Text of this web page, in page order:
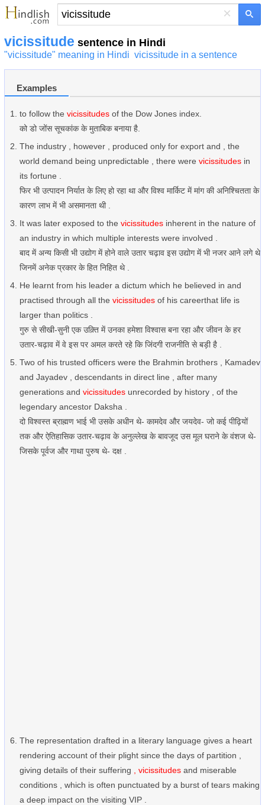
×
vicissitude sentence in Hindi
"vicissitude" meaning in Hindi vicissitude in a sentence
Examples
to follow the vicissitudes of the Dow Jones index.
को डो जोंस सूचकांक के मुताबिक बनाया है.
The industry , however , produced only for export and , the
world demand being unpredictable , there were vicissitudes in
its fortune .
फिर भी उत्पादन निर्यात के लिए हो रहा था और विश्व मार्किट में मांग की अनिश्चितता के
कारण लाभ में भी असमानता थी .
It was later exposed to the vicissitudes inherent in the nature of
an industry in which multiple interests were involved .
बाद में अन्य किसी भी उद्योग में होने वाले उतार चढ़ाव इस उद्योग में भी नजर आने लगे थे
जिनमें अनेक प्रकार के हित निहित थे .
He learnt from his leader a dictum which he believed in and
practised through all the vicissitudes of his careerthat life is
larger than politics .
गुरु से सीखी-सुनी एक उक़्ति में उनका हमेशा विश्वास बना रहा और जीवन के हर
उतार-चढ़ाव में वे इस पर अमल करते रहे कि जिंदगी राजनीति से बड़ी है .
Two of his trusted officers were the Brahmin brothers , Kamadev
and Jayadev , descendants in direct line , after many
generations and vicissitudes unrecorded by history , of the
legendary ancestor Daksha .
दो विश्वस्त ब्राह्मण भाई भी उसके अधीन थे- कामदेव और जयदेव- जो कई पीढ़ियों
तक और ऐतिहासिक उतार-चढ़ाव के अनुल्लेख के बावजूद उस मूल घराने के वंशज थे-
जिसके पूर्वज और गाथा पुरुष थे- दक्ष .
The representation drafted in a literary language gives a heart
rendering account of their plight since the days of partition ,
giving details of their suffering
, vicissitudes and miserable
conditions , which is often punctuated by a burst of tears making
a deep impact on the visiting VIP .